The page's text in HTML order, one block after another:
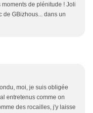
de plénitude ! Joli
de GBizhous... dans un
moi, je suis obligée
entretenus comme on
des rocailles, j'y laisse